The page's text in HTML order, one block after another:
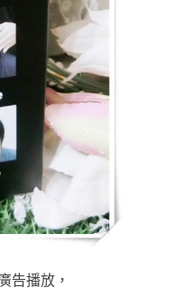
告播放，